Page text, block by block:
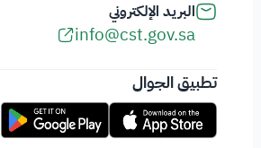
البريد الإلكتروني
info@cst.gov.sa
تطبيق الجوال